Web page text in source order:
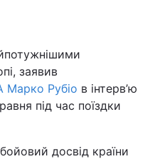
заявив
Рубіо в інтерв’ю
під час поїздки
досвід країни